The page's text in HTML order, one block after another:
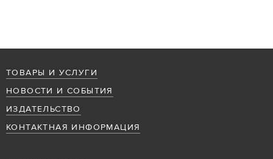
ТОВАРЫ И УСЛУГИ
НОВОСТИ И СОБЫТИЯ
ИЗДАТЕЛЬСТВО
КОНТАКТНАЯ ИНФОРМАЦИЯ